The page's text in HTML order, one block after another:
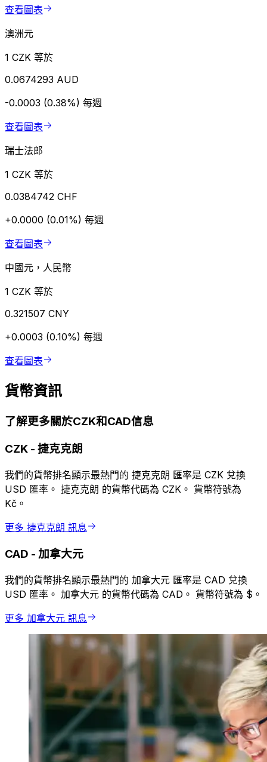
查看圖表
澳洲元
1 CZK 等於
0.0674293 AUD
-0.0003 (0.38%) 每週
查看圖表
瑞士法郎
1 CZK 等於
0.0384742 CHF
+0.0000 (0.01%) 每週
查看圖表
中國元，人民幣
1 CZK 等於
0.321507 CNY
+0.0003 (0.10%) 每週
查看圖表
貨幣資訊
了解更多關於CZK和CAD信息
CZK - 捷克克朗
我們的貨幣排名顯示最熱門的 捷克克朗 匯率是 CZK 兌換
USD 匯率。 捷克克朗 的貨幣代碼為 CZK。 貨幣符號為
Kč。
更多 捷克克朗 訊息
CAD - 加拿大元
我們的貨幣排名顯示最熱門的 加拿大元 匯率是 CAD 兌換
USD 匯率。 加拿大元 的貨幣代碼為 CAD。 貨幣符號為 $。
更多 加拿大元 訊息